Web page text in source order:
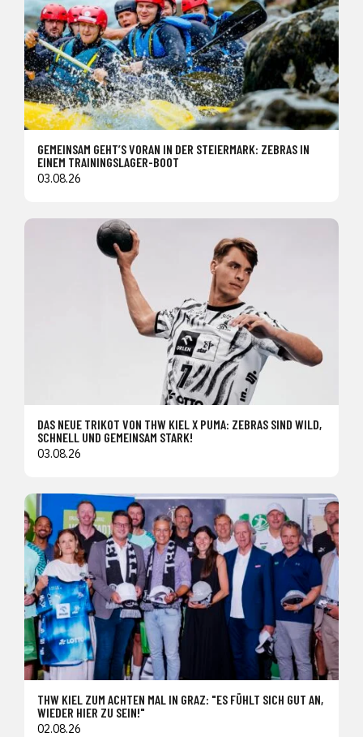
GEMEINSAM GEHT’S VORAN IN DER STEIERMARK: ZEBRAS IN
EINEM TRAININGSLAGER-BOOT
03.08.26
DAS NEUE TRIKOT VON THW KIEL X PUMA: ZEBRAS SIND WILD,
SCHNELL UND GEMEINSAM STARK!
03.08.26
THW KIEL ZUM ACHTEN MAL IN GRAZ: "ES FÜHLT SICH GUT AN,
WIEDER HIER ZU SEIN!"
02.08.26